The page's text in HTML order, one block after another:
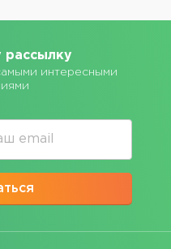
рассылку
интересными